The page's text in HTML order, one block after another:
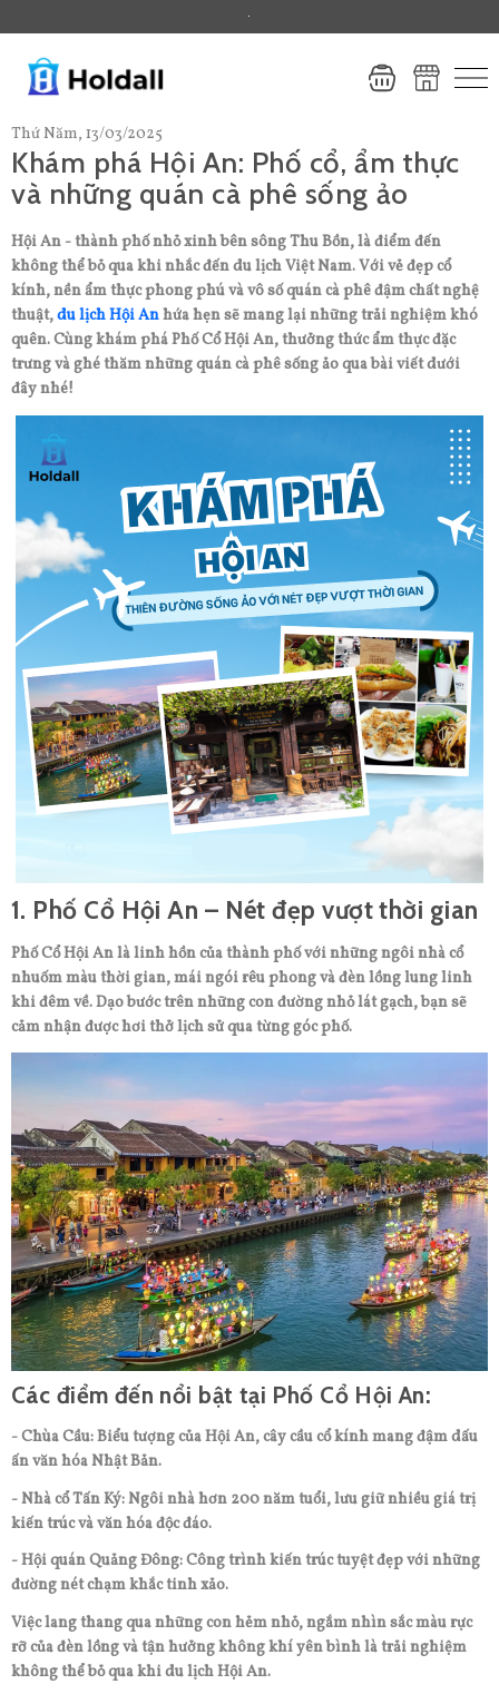
Thứ Năm, 13/03/2025
Khám phá Hội An: Phố cổ, ẩm thực
và những quán cà phê sống ảo
Hội An - thành phố nhỏ xinh bên sông Thu Bồn, là điểm đến
không thể bỏ qua khi nhắc đến du lịch Việt Nam. Với vẻ đẹp cổ
kính, nền ẩm thực phong phú và vô số quán cà phê đậm chất nghệ
thuật,du lịch Hội Anhứa hẹn sẽ mang lại những trải nghiệm khó
quên. Cùng khám phá Phố Cổ Hội An, thưởng thức ẩm thực đặc
trưng và ghé thăm những quán cà phê sống ảo qua bài viết dưới
đây nhé!
1. Phố Cổ Hội An – Nét đẹp vượt thời gian
Phố Cổ Hội An là linh hồn của thành phố với những ngôi nhà cổ
nhuốm màu thời gian, mái ngói rêu phong và đèn lồng lung linh
khi đêm về. Dạo bước trên những con đường nhỏ lát gạch, bạn sẽ
cảm nhận được hơi thở lịch sử qua từng góc phố.
Các điểm đến nổi bật tại Phố Cổ Hội An:
- Chùa Cầu: Biểu tượng của Hội An, cây cầu cổ kính mang đậm dấu
ấn văn hóa Nhật Bản.
- Nhà cổ Tấn Ký: Ngôi nhà hơn 200 năm tuổi, lưu giữ nhiều giá trị
kiến trúc và văn hóa độc đáo.
- Hội quán Quảng Đông: Công trình kiến trúc tuyệt đẹp với những
đường nét chạm khắc tinh xảo.
Việc lang thang qua những con hẻm nhỏ, ngắm nhìn sắc màu rực
rỡ của đèn lồng và tận hưởng không khí yên bình là trải nghiệm
không thể bỏ qua khi du lịch Hội An.